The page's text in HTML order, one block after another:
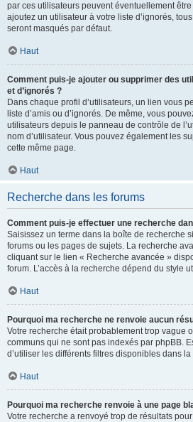
par ces utilisateurs peuvent éventuellement
ajoutez un utilisateur à votre liste d’ignorés,
seront masqués par défaut.
Haut
Comment puis-je ajouter ou supprimer des
et d’ignorés ?
Dans chaque profil d’utilisateurs, un lien vous
liste d’amis ou d’ignorés. De même, vous
utilisateurs depuis le panneau de contrôle de
nom d’utilisateur. Vous pouvez également les
cette même page.
Haut
Recherche dans les forums
Comment puis-je effectuer une recherche
Saisissez un terme dans la boîte de recherche
forums ou les pages de sujets. La recherche
cliquant sur le lien « Recherche avancée »
forum. L’accès à la recherche dépend du style
Haut
Pourquoi ma recherche ne renvoie aucun
Votre recherche était probablement trop vague
communs qui ne sont pas indexés par phpBB.
d’utiliser les différents filtres disponibles dans
Haut
Pourquoi ma recherche renvoie à une page
Votre recherche a renvoyé trop de résultats